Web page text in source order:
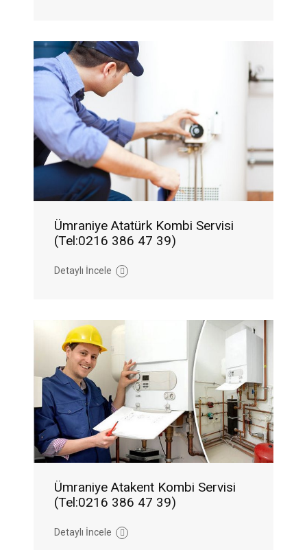
Ümraniye Atatürk Kombi Servisi
(Tel:0216 386 47 39)
Detaylı İncele
Ümraniye Atakent Kombi Servisi
(Tel:0216 386 47 39)
Detaylı İncele